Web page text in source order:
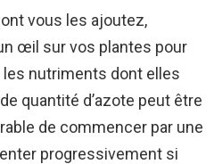
vous les ajoutez,
œil sur vos plantes pour
les nutriments dont elles
quantité d’azote peut être
de commencer par une
progressivement si